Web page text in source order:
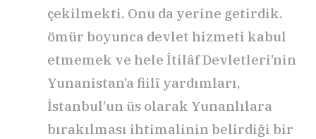
çekilmekti. Onu da yerine getirdik.
ömür boyunca devlet hizmeti kabul
etmemek ve hele İtilâf Devletleri’nin
Yunanistan’a fiilî yardımları,
İstanbul’un üs olarak Yunanlılara
bırakılması ihtimalinin belirdiği bir